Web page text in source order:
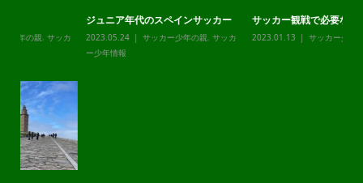
ジュニア年代のスペインサッカー
2023.05.24 サッカー少年の親 ,サッカ
サッカー観戦で必要な物
2023.01.13 サッカー少年の親